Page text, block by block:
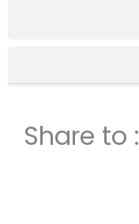
Share to :